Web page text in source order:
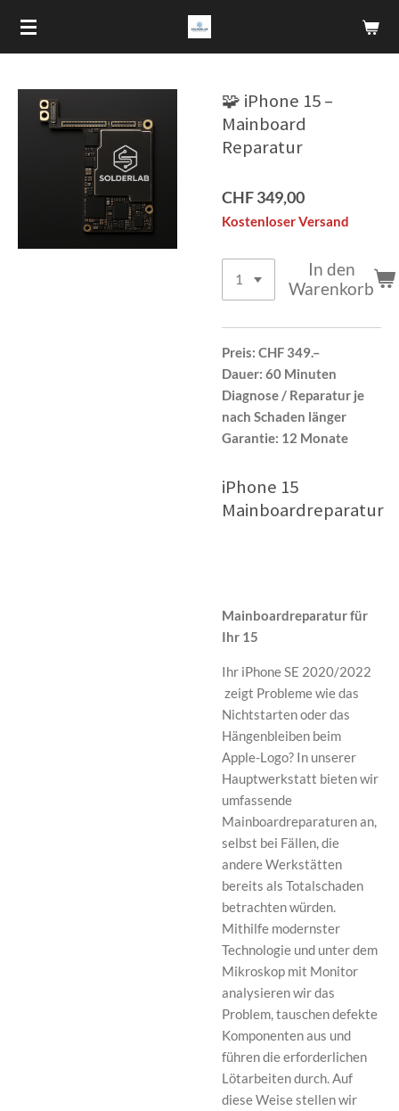
Zum
Hauptinhalt
🧩 iPhone 15 –
Mainboard
Reparatur
CHF 349,00
Kostenloser Versand
In den
Warenkorb
Preis: CHF 349.–
Dauer: 60 Minuten
Diagnose / Reparatur je
nach Schaden länger
Garantie: 12 Monate
iPhone 15
Mainboardreparatur
Mainboardreparatur für
Ihr 15
Ihr iPhone SE 2020/2022
zeigt Probleme wie das
Nichtstarten oder das
Hängenbleiben beim
Apple-Logo? In unserer
Hauptwerkstatt bieten wir
umfassende
Mainboardreparaturen an,
selbst bei Fällen, die
andere Werkstätten
bereits als Totalschaden
betrachten würden.
Mithilfe modernster
Technologie und unter dem
Mikroskop mit Monitor
analysieren wir das
Problem, tauschen defekte
Komponenten aus und
führen die erforderlichen
Lötarbeiten durch. Auf
diese Weise stellen wir